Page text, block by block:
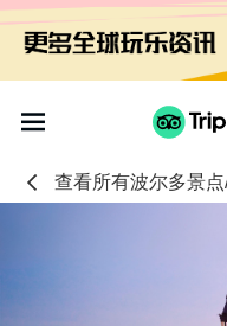
查看所有波尔多景